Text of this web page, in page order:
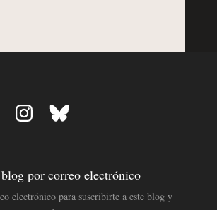
InstagramBluesky
por correo electrónico
electrónico para suscribirte a este blog y